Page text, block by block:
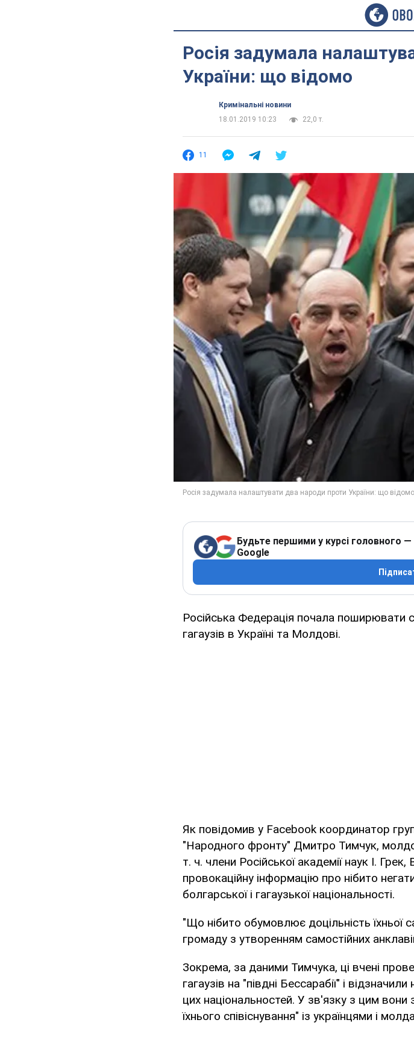
Росія задумала
України: що відомо
Кримінальні новини
18.01.2019 10:23
22,0 т.
11
Будьте першими у курсі головного
Google
Російська Федерація почала поширювати
гагаузів в Україні та Молдові.
Як повідомив у Facebook координатор
"Народного фронту" Дмитро Тимчук,
т. ч. члени Російської академії наук І.
провокаційну інформацію про нібито
болгарської і гагаузької національності.
"Що нібито обумовлює доцільність їхньої
громаду з утворенням самостійних
Зокрема, за даними Тимчука, ці вчені
гагаузів на "півдні Бессарабії" і
цих національностей. У зв'язку з цим
їхнього співіснування" із українцями і